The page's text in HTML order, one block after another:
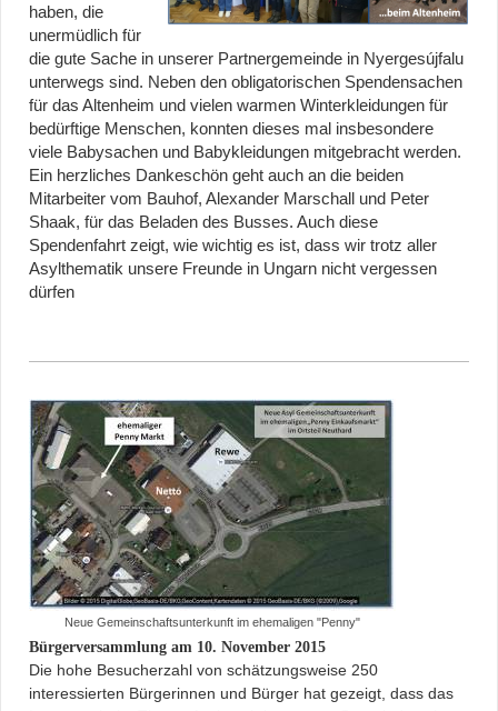
haben, die
unermüdlich für
die gute Sache in unserer Partnergemeinde in Nyergesújfalu
unterwegs sind. Neben den obligatorischen Spendensachen
für das Altenheim und vielen warmen Winterkleidungen für
bedürftige Menschen, konnten dieses mal insbesondere
viele Babysachen und Babykleidungen mitgebracht werden.
Ein herzliches Dankeschön geht auch an die beiden
Mitarbeiter vom Bauhof, Alexander Marschall und Peter
Shaak, für das Beladen des Busses. Auch diese
Spendenfahrt zeigt, wie wichtig es ist, dass wir trotz aller
Asylthematik unsere Freunde in Ungarn nicht vergessen
dürfen
Neue Gemeinschaftsunterkunft im ehemaligen "Penny"
Bürgerversammlung am 10. November 2015
Die hohe Besucherzahl von schätzungsweise 250
interessierten Bürgerinnen und Bürger hat gezeigt, dass das